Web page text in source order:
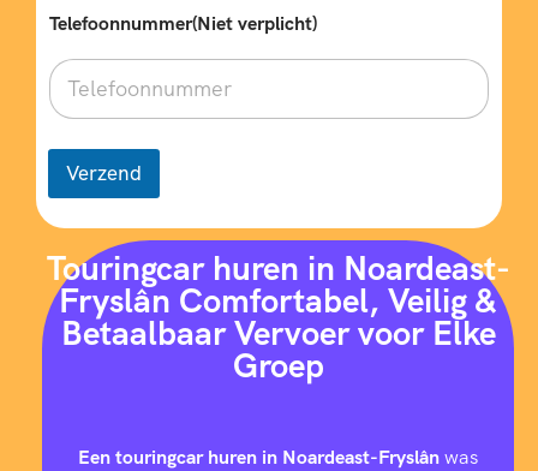
Telefoonnummer(Niet verplicht)
Verzend
Touringcar huren in Noardeast-
Fryslân Comfortabel, Veilig &
Betaalbaar Vervoer voor Elke
Groep
Een touringcar huren in Noardeast-Fryslânwas